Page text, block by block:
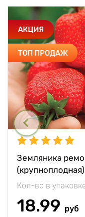
АКЦИЯ
ТОП ПРОДАЖ
Земляника
Кол-во в
18.99 руб